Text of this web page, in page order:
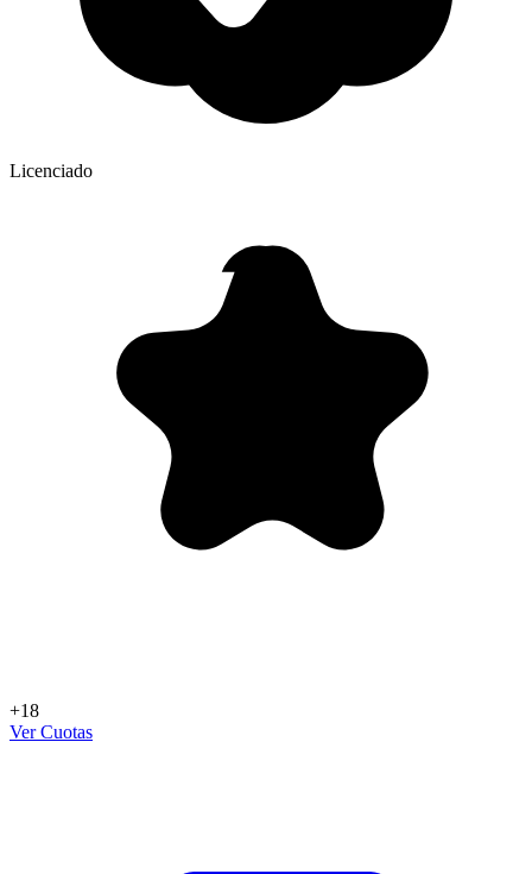
Licenciado
+18
Ver Cuotas